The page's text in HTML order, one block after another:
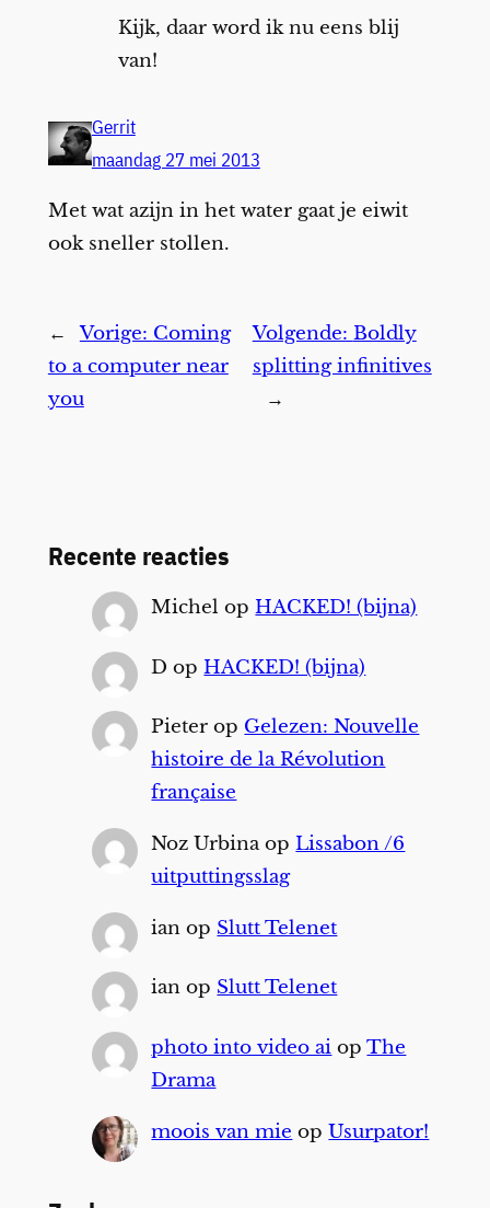
Kijk, daar word ik nu eens blij
van!
Gerrit
maandag 27 mei 2013
Met wat azijn in het water gaat je eiwit
ook sneller stollen.
← Vorige: Coming
to a computer near
you
Volgende: Boldly
splitting infinitives
→
Recente reacties
Michel opHACKED! (bijna)
D opHACKED! (bijna)
Pieter op Gelezen: Nouvelle
histoire de la Révolution
française
Noz UrbinaopLissabon /6
uitputtingsslag
ian op Slutt Telenet
ian op Slutt Telenet
photo into video ai opThe
Drama
moois van mie opUsurpator!